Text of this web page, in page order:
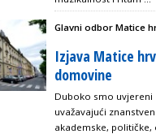
Glavni odbor Matice
Izjava Matice
domovine
Duboko smo uvjereni
uvažavajući
akademske,